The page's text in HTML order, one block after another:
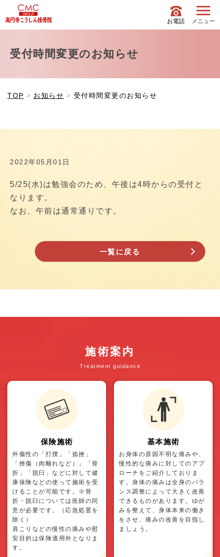
お電話 メニュー
受付時間変更のお知らせ
TOP お知らせ 受付時間変更のお知らせ
2022年05月01日
5/25(水)は勉強会のため、午後は4時からの受付と
なります。
なお、午前は通常通りです。
一覧に戻る
施術案内
Treatment guidance
保険施術
外傷性の「打撲」「捻挫」
「挫傷（肉離れなど）」「骨
折」「脱臼」などに対して健
康保険などの使って施術を受
けることが可能です。※骨
折・脱臼については医師の同
意が必要です。（応急処置を
除く）
肩こりなどの慢性の痛みや慰
安目的は保険適用外となりま
す。
基本施術
お身体の原因不明な痛みや、
慢性的な痛みに対してのアプ
ローチをご紹介しておりま
す。身体の痛みは全身のバラ
ンス調整によって大きく改善
できるものがあります。ゆが
みを整えて、身体本来の働き
をさせ、痛みの改善を目指し
ましょう。